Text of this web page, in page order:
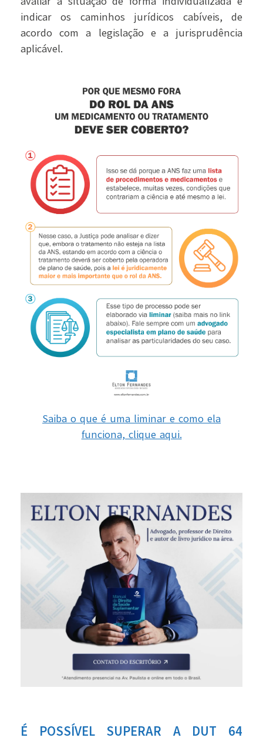
indicar os caminhos jurídicos cabíveis, de
acordo com a legislação e a jurisprudência
aplicável.
Saiba o que é uma liminar e como ela
funciona, clique aqui.
É POSSÍVEL SUPERAR A DUT 64